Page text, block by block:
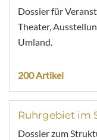
Dossier für
Theater,
Umland.
200 Artikel
Ruhrgebiet im
Dossier zum